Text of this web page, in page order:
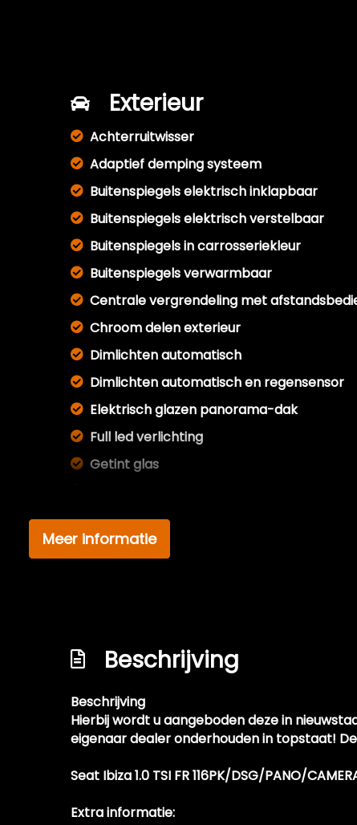
Exterieur
Achterruitwisser
Adaptief demping systeem
Buitenspiegels elektrisch inklapbaar
Buitenspiegels elektrisch verstelbaar
Buitenspiegels in carrosseriekleur
Buitenspiegels verwarmbaar
Centrale vergrendeling met
Chroom delen exterieur
Dimlichten automatisch
Dimlichten automatisch en regensensor
Elektrisch glazen panorama-dak
Full led verlichting
Getint glas
Keyless entry
Koplampreiniging
Lichtmetalen velgen 18"
Panoramadak
Park distance control
Parkeersensor achter
Parkeersensor voor en achter
Meer informatie
Beschrijving
Beschrijving
Hierbij wordt u aangeboden deze in
eigenaar dealer onderhouden in topstaat!
Seat Ibiza 1.0 TSI FR 116PK/DSG/PANO/
Extra informatie: